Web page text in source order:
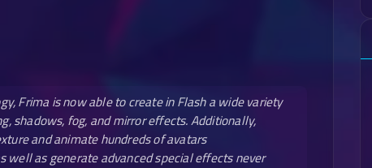
Frima is now able to create in Flash a wide variety
shadows, fog, and mirror effects. Additionally,
and animate hundreds of avatars
as generate advanced special effects never